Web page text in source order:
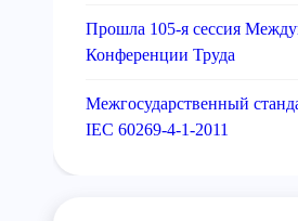
Прошла 105-я сессия
Конференции Труда
Межгосударственный
IEC 60269-4-1-2011